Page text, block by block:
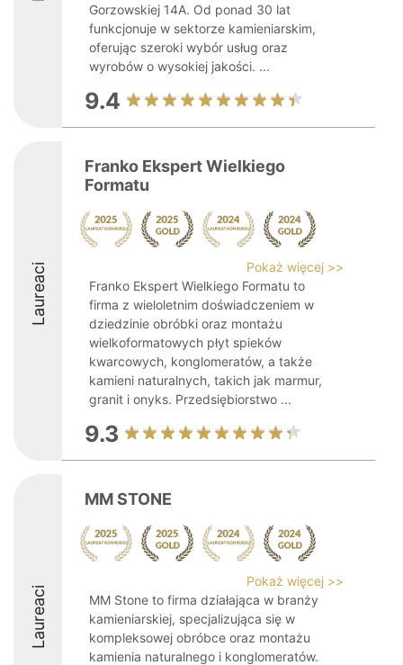
Gorzowskiej 14A. Od ponad 30 lat
funkcjonuje w sektorze kamieniarskim,
oferując szeroki wybór usług oraz
wyrobów o wysokiej jakości. ...
9.4
Laureaci
Franko Ekspert Wielkiego
Formatu
Pokaż więcej >>
Franko Ekspert Wielkiego Formatu to
firma z wieloletnim doświadczeniem w
dziedzinie obróbki oraz montażu
wielkoformatowych płyt spieków
kwarcowych, konglomeratów, a także
kamieni naturalnych, takich jak marmur,
granit i onyks. Przedsiębiorstwo ...
9.3
Laureaci
MM STONE
Pokaż więcej >>
MM Stone to firma działająca w branży
kamieniarskiej, specjalizująca się w
kompleksowej obróbce oraz montażu
kamienia naturalnego i konglomeratów.